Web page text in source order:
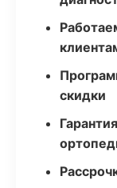
скидки